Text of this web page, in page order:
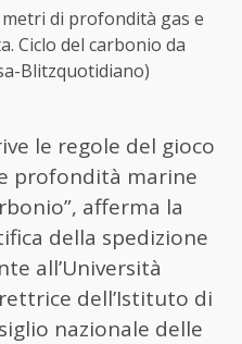
di profondità gas e
Ciclo del carbonio da
Blitzquotidiano)
le regole del gioco
profondità marine
afferma la
della spedizione
all’Università
dell’Istituto di
nazionale delle